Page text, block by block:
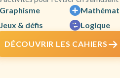
Graphisme
Jeux & défis
Logique
DÉCOUVRIR LES CAHIERS